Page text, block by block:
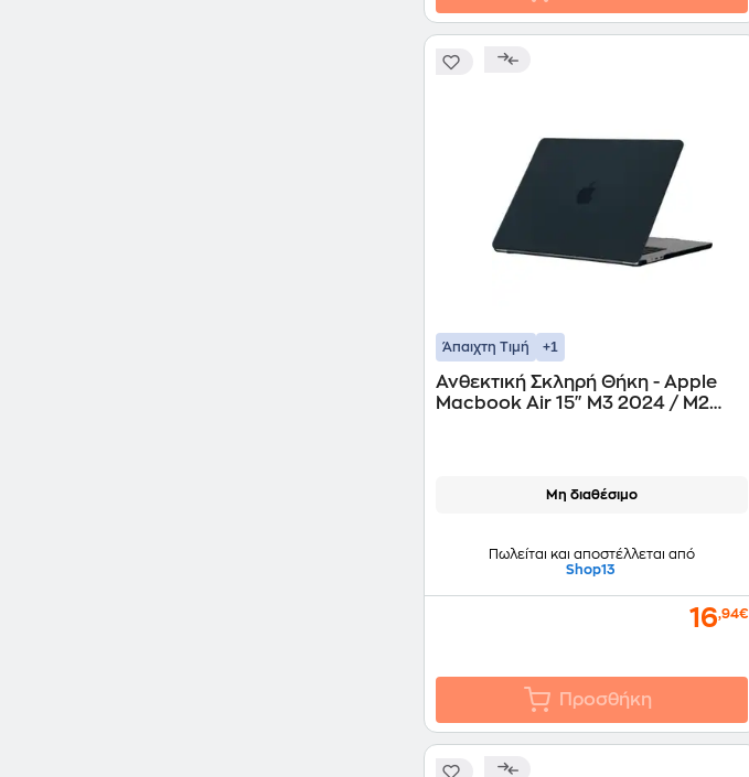
Άπαιχτη Τιμή +1
Ανθεκτική Σκληρή Θήκη - Apple
Macbook Air 15" M3 2024 / M2
Μη διαθέσιμο
Πωλείται και αποστέλλεται από
Shop13
16,94€
Προσθήκη